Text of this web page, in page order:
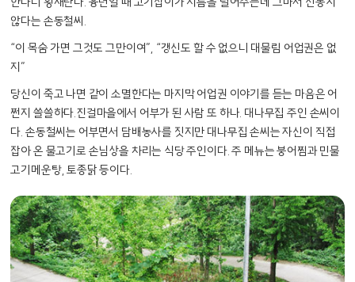
않다는 손동철씨.
“이 목숨 가면 그것도 그만이여”, “갱신도 할 수 없으니 대물림 어업권은 없
지”
당신이 죽고 나면 같이 소멸한다는 마지막 어업권 이야기를 듣는 마음은 어
쩐지 쓸쓸하다.진걸마을에서 어부가 된 사람 또 하나. 대나무집 주인 손씨이
다. 손동철씨는 어부면서 담배농사를 짓지만 대나무집 손씨는 자신이 직접
잡아 온 물고기로 손님상을 차리는 식당 주인이다. 주 메뉴는 붕어찜과 민물
고기메운탕, 토종닭 등이다.